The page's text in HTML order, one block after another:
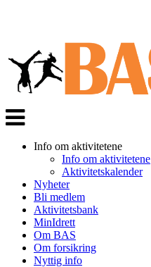
Veksle
navigasjon
Info om aktivitetene
Info om aktivitetene
Aktivitetskalender
Nyheter
Bli medlem
Aktivitetsbank
MinIdrett
Om BAS
Om forsikring
Nyttig info